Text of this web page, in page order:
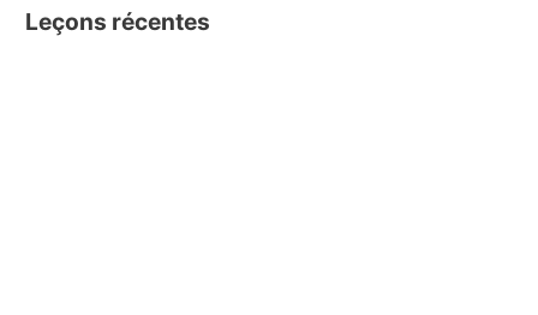
Leçons récentes